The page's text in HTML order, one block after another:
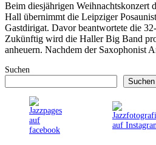
Beim diesjährigen Weihnachtskonzert
Hall übernimmt die Leipziger
Gastdirigat. Davor beantwortete die
Zukünftig wird die Haller Big Band
anheuern. Nachdem der Saxophonist
Suchen
Suchen